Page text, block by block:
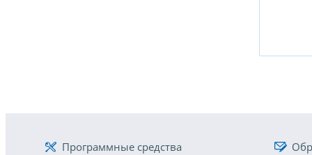
Программные средства